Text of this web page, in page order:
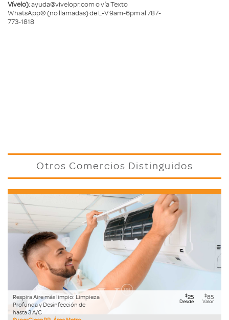
Vívelo): ayuda@vivelopr.com o vía Texto
WhatsApp® (no llamadas) de L-V 9am-6pm al 787-
773-1818
Otros Comercios Distinguidos
Respira Aire más limpio: Limpieza
Profunda y Desinfección de
hasta 3 A/C
$25
Desde
$85
Valor